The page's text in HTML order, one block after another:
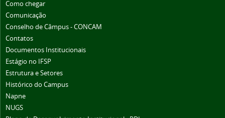
Como chegar
Comunicação
Conselho de Câmpus - CONCAM
Contatos
Documentos Institucionais
Estágio no IFSP
Estrutura e Setores
Histórico do Campus
Napne
NUGS